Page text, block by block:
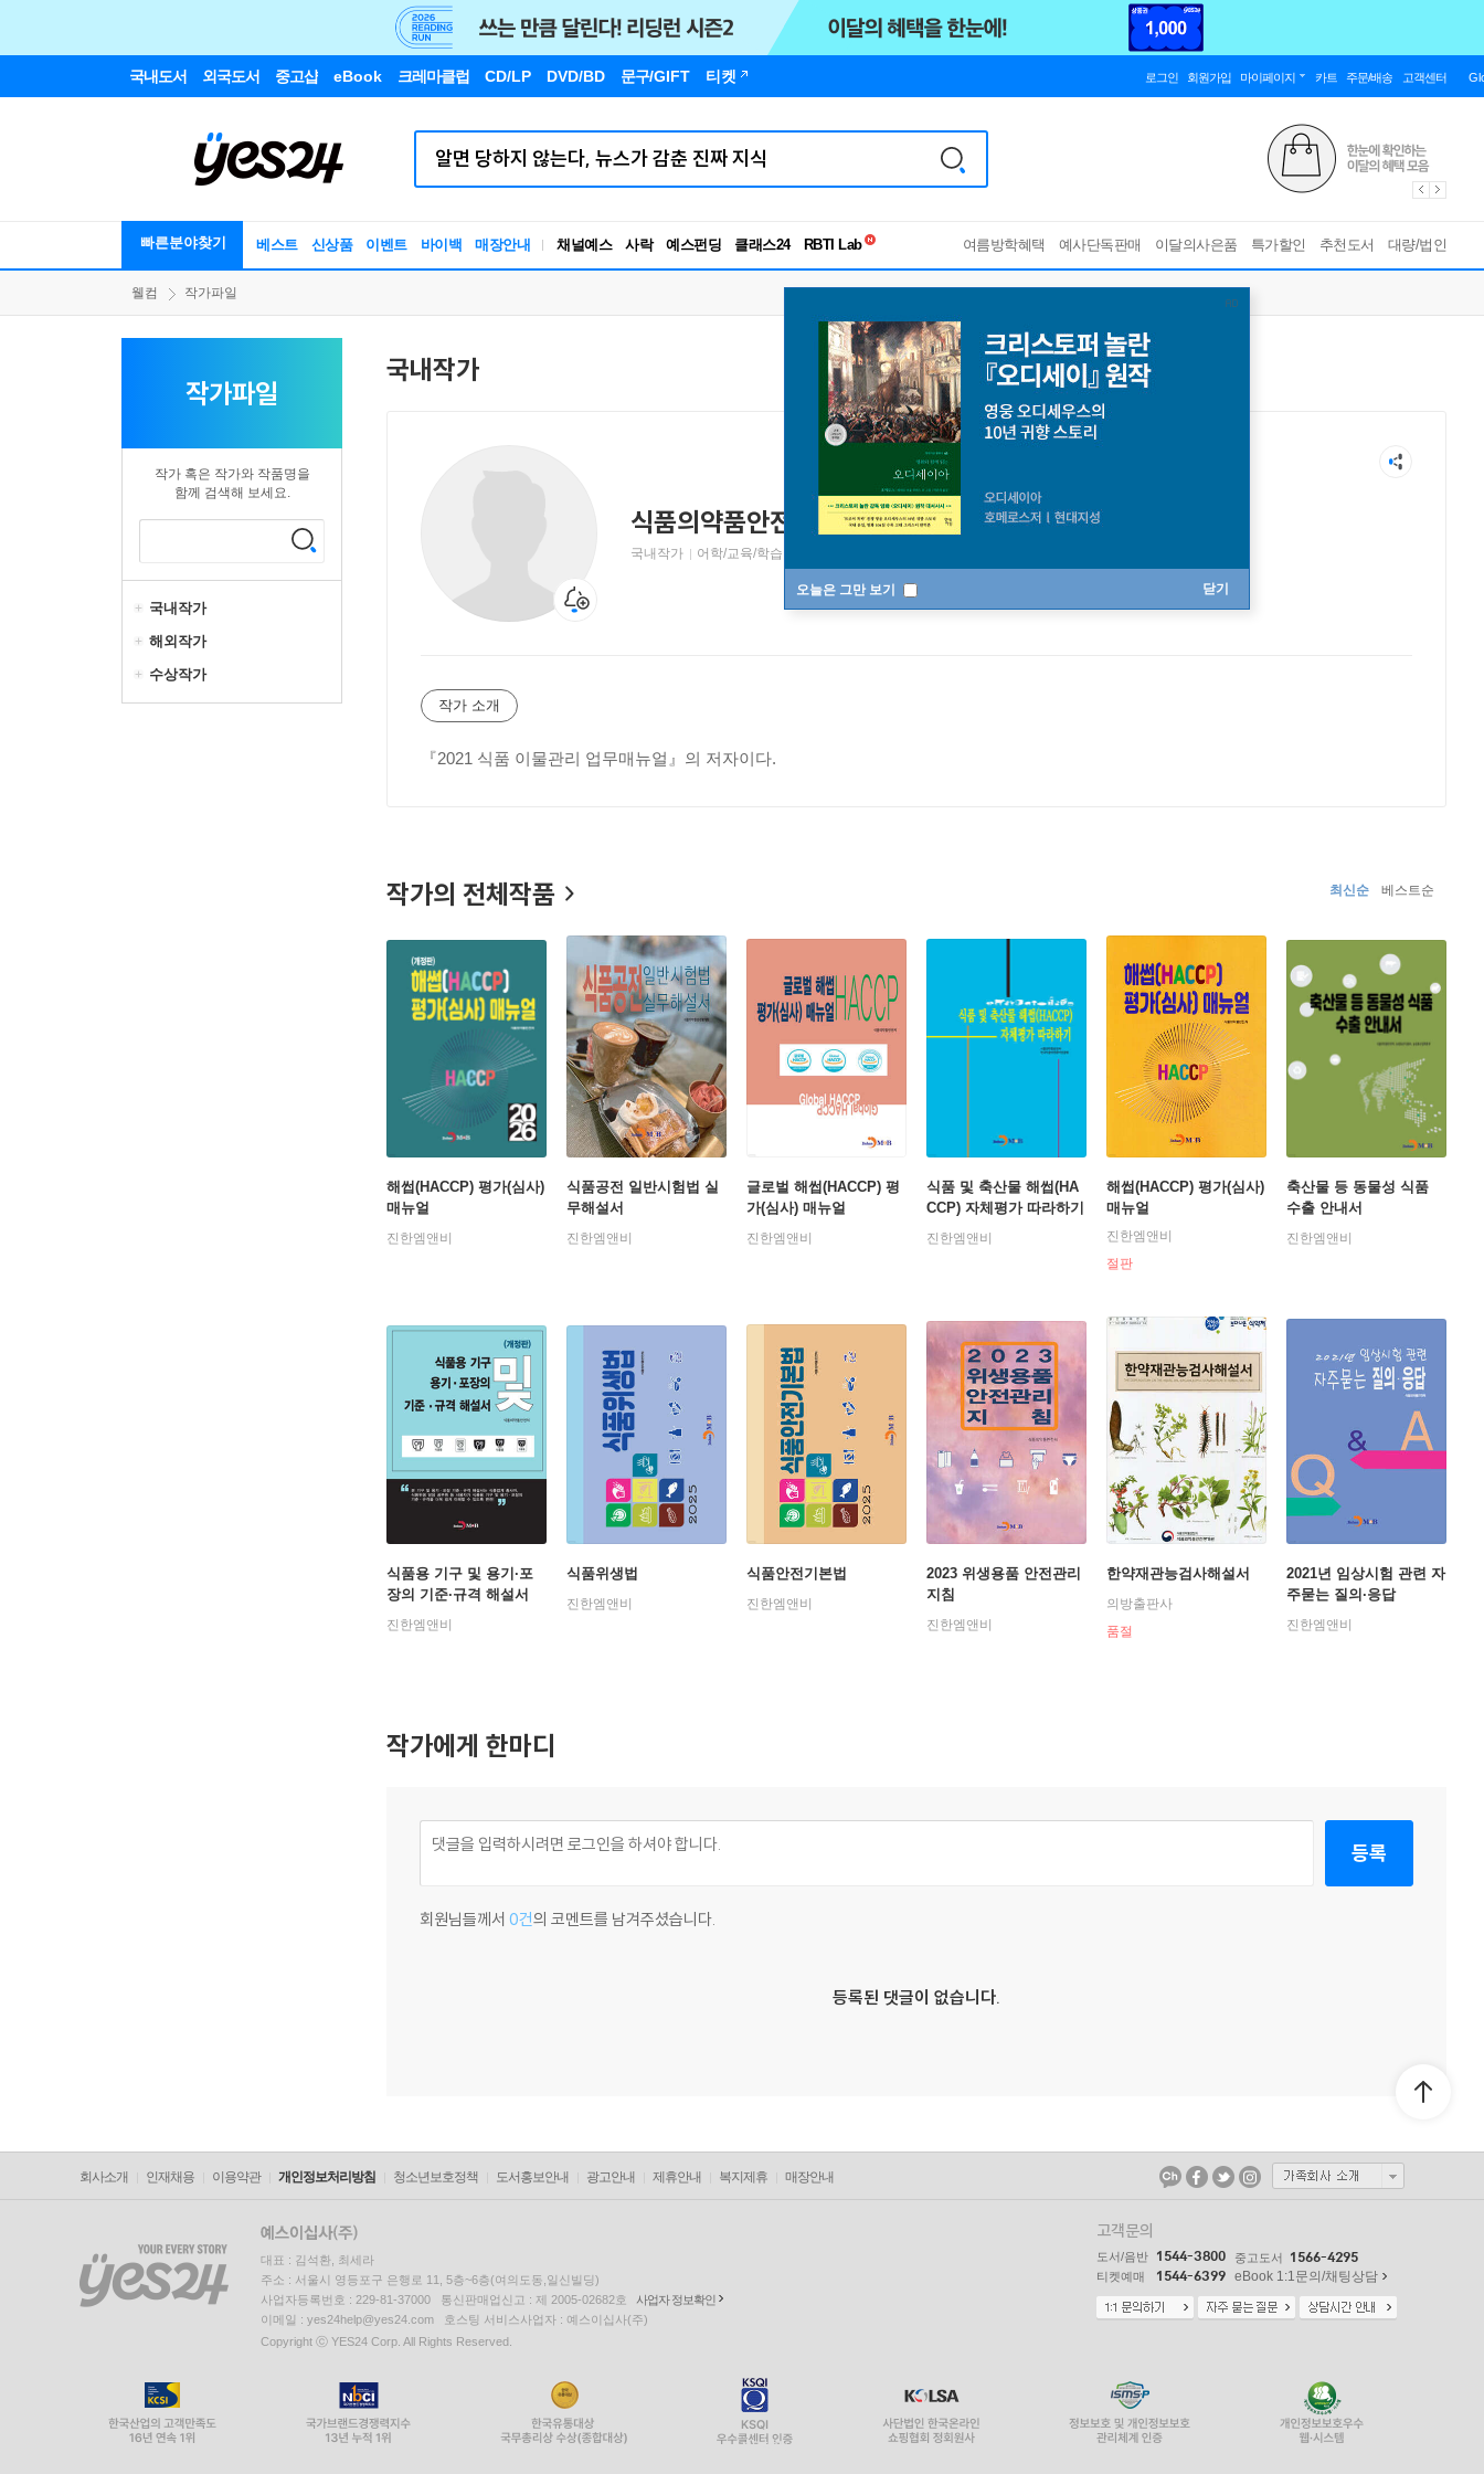
국내도서 외국도서 중고샵 eBook 크레마클럽 CD/LP DVD/BD 문구/GIFT 티켓 로그인 회원가입 마이페이지 카트 주문/배송 고객센터
빠른분야찾기 베스트 신상품 이벤트 바이백 매장안내 채널예스 사락 예스펀딩 클래스24
RBTI Lab
독서유형검사
여름방학혜택 예사단독판매 이달의사은품 특가할인 추천도서 대량/법인
오늘은 그만 보기 닫기
웰컴 작가파일
작가파일
작가 혹은 작가와 작품명을
함께 검색해 보세요.
국내작가
해외작가
수상작가
국내작가
식품의약품안전처
국내작가 어학/교육/학습 저자
작가 소개
『2021 식품 이물관리 업무매뉴얼』의 저자이다.
작가의 전체작품 최신순 베스트순
해썹(HACCP) 평가(심사)
매뉴얼
진한엠앤비
식품공전 일반시험법 실
무해설서
진한엠앤비
글로벌 해썹(HACCP) 평
가(심사) 매뉴얼
진한엠앤비
식품 및 축산물 해썹(HA
CCP) 자체평가 따라하기
진한엠앤비
해썹(HACCP) 평가(심사)
매뉴얼
진한엠앤비
절판
축산물 등 동물성 식품
수출 안내서
진한엠앤비
식품용 기구 및 용기·포
장의 기준·규격 해설서
진한엠앤비
식품위생법
진한엠앤비
식품안전기본법
진한엠앤비
2023 위생용품 안전관리
지침
진한엠앤비
한약재관능검사해설서
의방출판사
품절
2021년 임상시험 관련 자
주묻는 질의·응답
진한엠앤비
작가에게 한마디
등록
회원님들께서 0건의 코멘트를 남겨주셨습니다.
등록된 댓글이 없습니다.
회사소개 인재채용 이용약관 개인정보처리방침 청소년보호정책 도서홍보안내 광고안내 제휴안내 복지제휴 매장안내
대표 : 김석환, 최세라
주소 : 서울시 영등포구 은행로 11, 5층~6층(여의도동,일신빌딩)
사업자등록번호 : 229-81-37000 통신판매업신고 : 제 2005-02682호
사업자 정보확인
이메일 : yes24help@yes24.com 호스팅 서비스사업자 : 예스이십사(주)
Copyright ⓒ YES24 Corp. All Rights Reserved.
고객문의
도서/음반 1544-3800 중고도서 1566-4295
티켓예매 1544-6399 eBook 1:1문의/채팅상담
NLEON